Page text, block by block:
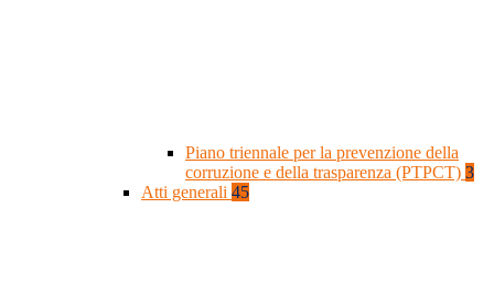
Piano triennale per la prevenzione della
corruzione e della trasparenza (PTPCT) 3
Atti generali 45